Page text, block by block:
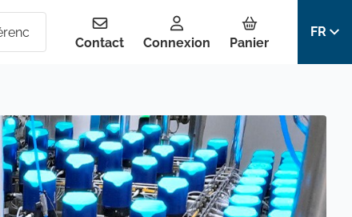
Contact Connexion Panier
FR